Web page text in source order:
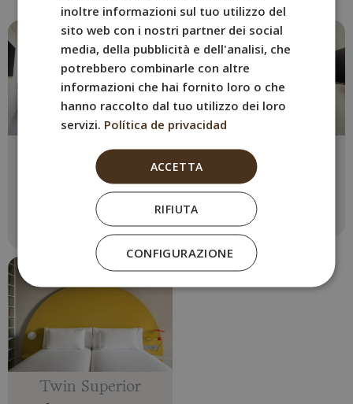
Camera Tripla
Max. 3 persone
2 Letto singolo + Divano
letto
Vedi di più
Doppia
Max. 2 persone
1 letto matrimoniale
Vedi di più
Twin Superior
GERMAN
inoltre informazioni sul tuo utilizzo del
sito web con i nostri partner dei social
media, della pubblicità e dell'analisi, che
potrebbero combinarle con altre
informazioni che hai fornito loro o che
hanno raccolto dal tuo utilizzo dei loro
servizi. Política de privacidad
ACCETTA
RIFIUTA
CONFIGURAZIONE